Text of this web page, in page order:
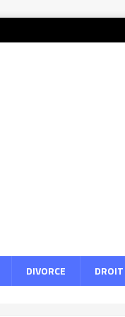
DIVORCE DROIT